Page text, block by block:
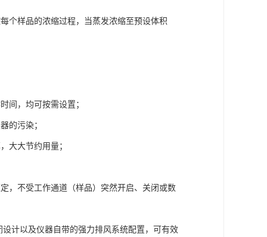
个样品的浓缩过程，当蒸发浓缩至预设体积
间，均可按需设置；
的污染；
大大节约用量；
，不受工作通道（样品）突然开启、关闭或数
计以及仪器自带的强力排风系统配置，可有效